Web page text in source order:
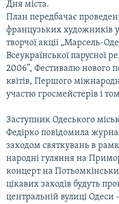
КТАТ
ДОЛУЧАЙСЯ!
Усі сайти RFE/RL
Дня міста.
План передбачає
французьких художників
творчої акції „Марсель-
Всеукраїнської парусної
2006”, Фестивалю нового
квітів, Першого
участю гросмейстерів і
Заступник Одеського
Федірко повідомила
заходом святкувань в
народні гуляння на
концерт на
цікавих заходів будуть
центральній вулиці Одеси